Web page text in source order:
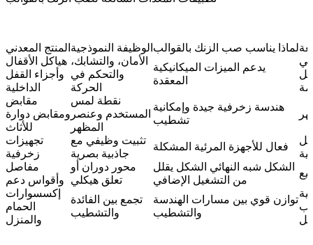
المنتج المعدني الوظيفة النموذجية لماذا يناسب صب الزنك بالقوالب
هياكل الأقفال
وأجزاء القفل
الداخلية
الأمان، والتشابك،
والتحكم في
الحركة
يدعم الميزات الميكانيكية
المعقدة
في
مقابض
ومقابض دوارة
للأثاث
نقطة لمس
المستخدم وعنصر
المظهر
هندسة زخرفية جيدة وإمكانية
تشطيب
تجهيزات
زخرفية
تثبيت وظيفي مع
جاذبية بصرية
فعال للأجهزة المرئية المشكلة
مفاصل
وأقواس دعم
محور دوران أو
تعلق هيكلي
الشكل شبه النهائي الشكل يقلل
من التشغيل الإضافي
إكسسوارات
الحمام
والمنزل
تجمع بين الفائدة
والتشطيب
توازن قوي بين مسارات الهندسة
والتشطيب